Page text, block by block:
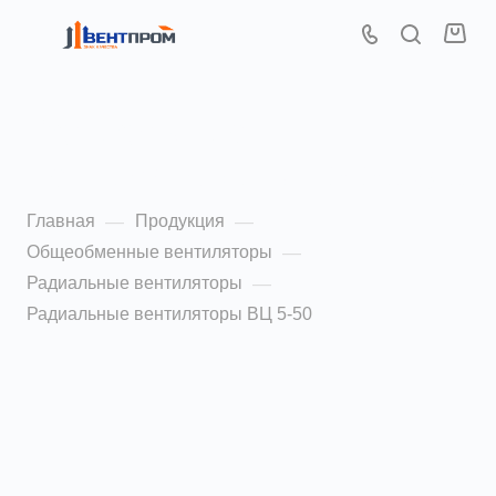
Главная — Продукция —
Общеобменные вентиляторы —
Радиальные вентиляторы —
Радиальные вентиляторы ВЦ 5-50